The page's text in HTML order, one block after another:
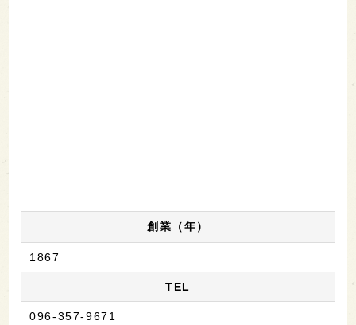
創業（年）
1867
TEL
096-357-9671